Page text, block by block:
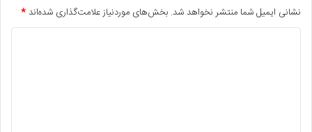
نشانی ایمیل شما منتشر نخواهد شد. بخش‌های موردنیاز علامت‌گذاری شده‌اند*